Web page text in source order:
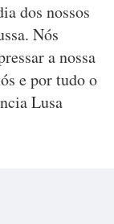
dos nossos
Nós
a nossa
e por tudo o
Lusa